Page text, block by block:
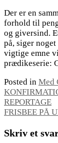
Der er en
forhold til
og giversind.
på, siger
vigtige emne
prædikeserie:
Posted in Med
REPORTAGE
FRISBEE PÅ
Skriv et